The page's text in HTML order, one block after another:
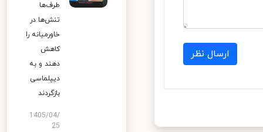
ارسال نظر
طرف‌ها
تنش‌ها در
خاورمیانه را
کاهش
دهند و به
دیپلماسی
بازگردند
1405/04/
25